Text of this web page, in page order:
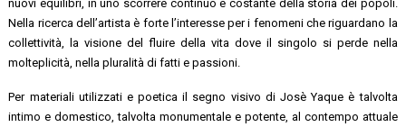
nuovi equilibri, in uno scorrere continuo e costante della storia dei popoli.
Nella ricerca dell’artista è forte l’interesse per i fenomeni che riguardano la
collettività, la visione del fluire della vita dove il singolo si perde nella
molteplicità, nella pluralità di fatti e passioni.
Per materiali utilizzati e poetica il segno visivo di Josè Yaque è talvolta
intimo e domestico, talvolta monumentale e potente, al contempo attuale